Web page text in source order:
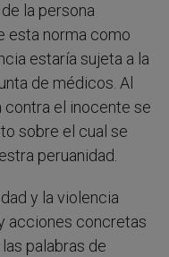
la persona
esta norma como
estaría sujeta a la
de médicos. Al
el inocente se
sobre el cual se
peruanidad.
y la violencia
acciones concretas
palabras de